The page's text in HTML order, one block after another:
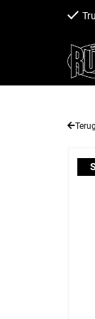
naar de